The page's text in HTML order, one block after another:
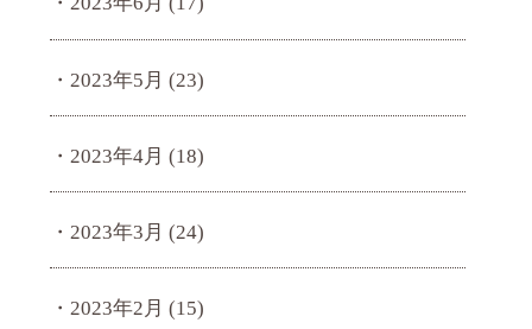
2023年5月 (23)
2023年4月 (18)
2023年3月 (24)
2023年2月 (15)